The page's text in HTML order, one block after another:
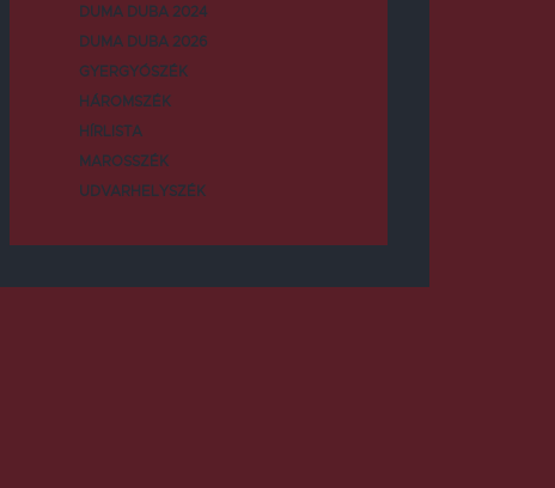
DUMA DUBA 2024
DUMA DUBA 2026
GYERGYÓSZÉK
HÁROMSZÉK
HÍRLISTA
MAROSSZÉK
UDVARHELYSZÉK